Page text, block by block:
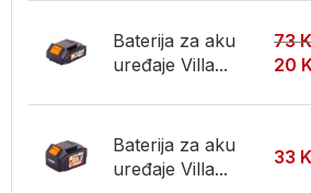
Baterija za aku
uređaje Villa...
73
20
Baterija za aku
uređaje Villa...
33